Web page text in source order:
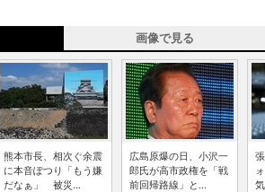
画像で見る
熊本市長、相次ぐ余震
に本音ぽつり「もう嫌
だなぁ」 被災...
広島原爆の日、小沢一
郎氏が高市政権を「戦
前回帰路線」と...